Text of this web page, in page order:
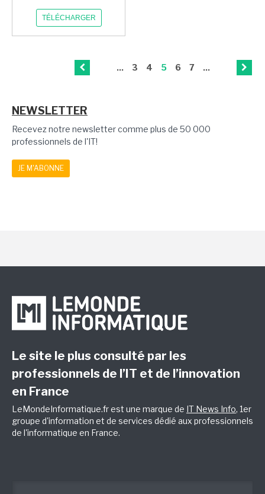
TÉLÉCHARGER
... 3 4 5 6 7 ...
NEWSLETTER
Recevez notre newsletter comme plus de 50 000
professionnels de l'IT!
JE M'ABONNE
Le site le plus consulté par les
professionnels de l’IT et de l’innovation
en France
LeMondeInformatique.fr est une marque de IT News Info, 1er
groupe d'information et de services dédié aux professionnels
de l'informatique en France.